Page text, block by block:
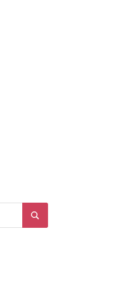
Buscar